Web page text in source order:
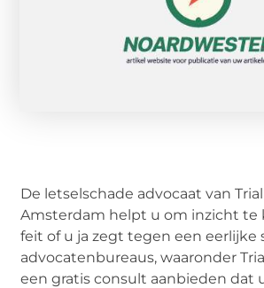
De letselschade advocaat van
Amsterdam helpt u om inzicht te
feit of u ja zegt tegen een eerlijke
advocatenbureaus, waaronder
een gratis consult aanbieden dat